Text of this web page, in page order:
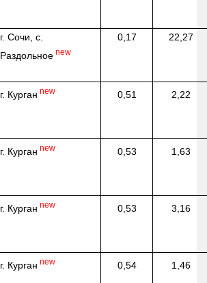
г. Сочи, с.
Раздольное new
0,17 22,27
г. Курган new 0,51 2,22
г. Курган new 0,53 1,63
г. Курган new 0,53 3,16
г. Курган new 0,54 1,46